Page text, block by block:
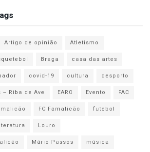
Artigo de opinião
Atletismo
Braga
casa das artes
covid-19 cultura
desporto
– Riba de Ave EARO Evento
FAC
FC Famalicão
futebol
Louro
Mário Passos
música